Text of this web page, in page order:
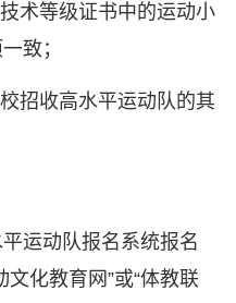
术等级证书中的运动小
致；
招收高水平运动队的其
运动队报名系统报名
文化教育网”或“体教联